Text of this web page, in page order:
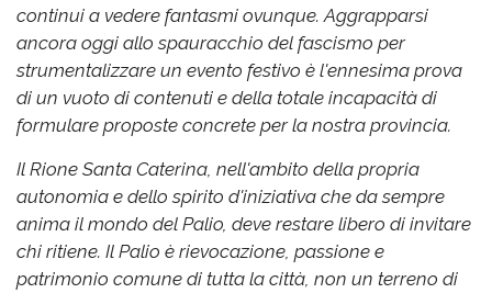
continui a vedere fantasmi ovunque. Aggrapparsi
ancora oggi allo spauracchio del fascismo per
strumentalizzare un evento festivo è l'ennesima prova
di un vuoto di contenuti e della totale incapacità di
formulare proposte concrete per la nostra provincia.
Il Rione Santa Caterina, nell'ambito della propria
autonomia e dello spirito d'iniziativa che da sempre
anima il mondo del Palio, deve restare libero di invitare
chi ritiene. Il Palio è rievocazione, passione e
patrimonio comune di tutta la città, non un terreno di